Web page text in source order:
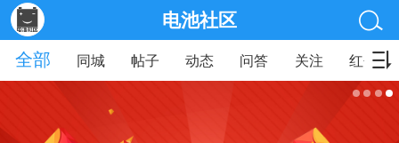
电池社区
全部
同城 帖子 动态 问答 关注 红包